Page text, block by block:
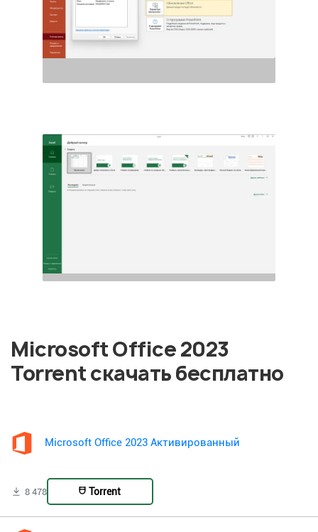
Microsoft Office 2023
Torrent скачать бесплатно
Microsoft Office 2023 Активированный
8 478 Torrent